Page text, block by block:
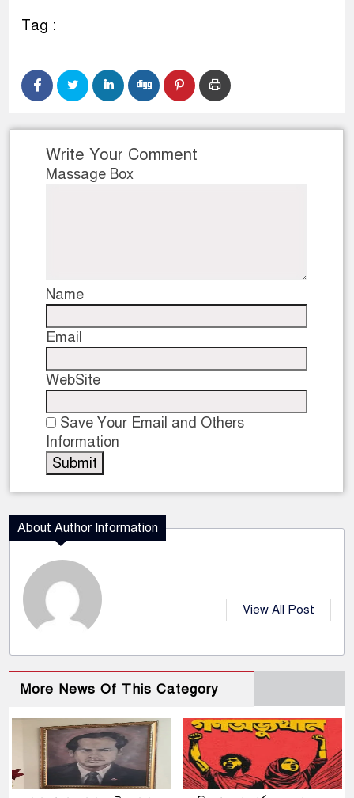
Tag :
Write Your Comment
Massage Box
Name
Email
WebSite
Save Your Email and Others
Information
About Author Information
View All Post
More News Of This Category